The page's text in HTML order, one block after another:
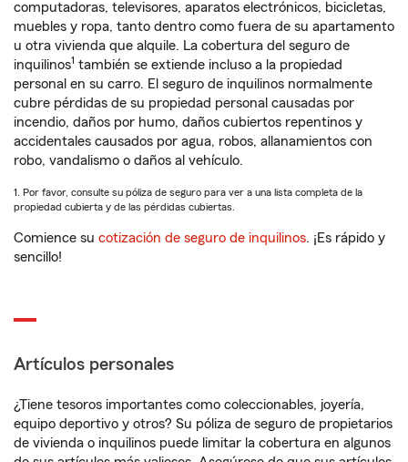
computadoras, televisores, aparatos electrónicos, bicicletas,
muebles y ropa, tanto dentro como fuera de su apartamento
u otra vivienda que alquile. La cobertura del seguro de
inquilinos1 también se extiende incluso a la propiedad
personal en su carro. El seguro de inquilinos normalmente
cubre pérdidas de su propiedad personal causadas por
incendio, daños por humo, daños cubiertos repentinos y
accidentales causados por agua, robos, allanamientos con
robo, vandalismo o daños al vehículo.
1. Por favor, consulte su póliza de seguro para ver a una lista completa de la
propiedad cubierta y de las pérdidas cubiertas.
Comience su cotización de seguro de inquilinos. ¡Es rápido y
sencillo!
Artículos personales
¿Tiene tesoros importantes como coleccionables, joyería,
equipo deportivo y otros? Su póliza de seguro de propietarios
de vivienda o inquilinos puede limitar la cobertura en algunos